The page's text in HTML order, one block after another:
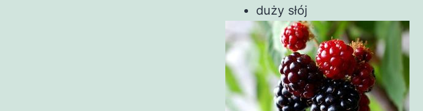
duży słój